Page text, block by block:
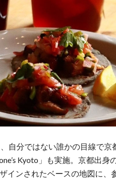
自分ではない誰かの目線で京
Kyoto」も実施。京都出身
インされたベースの地図に、